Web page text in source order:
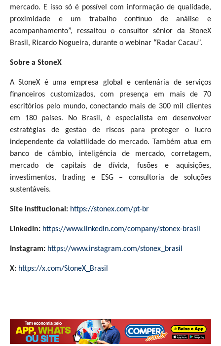
mercado. E isso só é possível com informação de qualidade,
proximidade e um trabalho contínuo de análise e
acompanhamento”, ressaltou o consultor sênior da StoneX
Brasil, Ricardo Nogueira, durante o webinar “Radar Cacau”.
Sobre a StoneX
A StoneX é uma empresa global e centenária de serviços
financeiros customizados, com presença em mais de 70
escritórios pelo mundo, conectando mais de 300 mil clientes
em 180 países. No Brasil, é especialista em desenvolver
estratégias de gestão de riscos para proteger o lucro
independente da volatilidade do mercado. Também atua em
banco de câmbio, inteligência de mercado, corretagem,
mercado de capitais de dívida, fusões e aquisições,
investimentos, trading e ESG – consultoria de soluções
sustentáveis.
Site institucional: https://stonex.com/pt-br
LinkedIn: https://www.linkedin.com/company/stonex-brasil
Instagram: https://www.instagram.com/stonex_brasil
X: https://x.com/StoneX_Brasil